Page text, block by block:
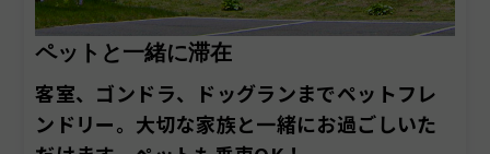
ペットと一緒に滞在
客室、ゴンドラ、ドッグランまでペットフレ
ンドリー。大切な家族と一緒にお過ごしいた